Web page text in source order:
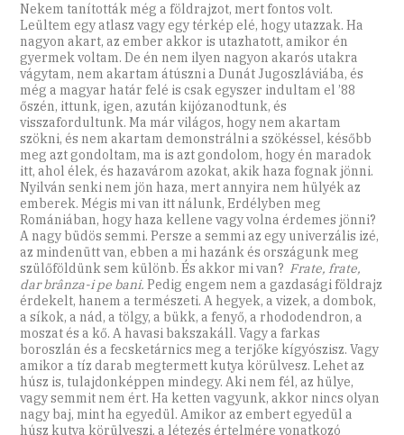
Nekem tanították még a földrajzot, mert fontos volt.
Leültem egy atlasz vagy egy térkép elé, hogy utazzak. Ha
nagyon akart, az ember akkor is utazhatott, amikor én
gyermek voltam. De én nem ilyen nagyon akarós utakra
vágytam, nem akartam átúszni a Dunát Jugoszláviába, és
még a magyar határ felé is csak egyszer indultam el ’88
őszén, ittunk, igen, azután kijózanodtunk, és
visszafordultunk. Ma már világos, hogy nem akartam
szökni, és nem akartam demonstrálni a szökéssel, később
meg azt gondoltam, ma is azt gondolom, hogy én maradok
itt, ahol élek, és hazavárom azokat, akik haza fognak jönni.
Nyilván senki nem jön haza, mert annyira nem hülyék az
emberek. Mégis mi van itt nálunk, Erdélyben meg
Romániában, hogy haza kellene vagy volna érdemes jönni?
A nagy büdös semmi. Persze a semmi az egy univerzális izé,
az mindenütt van, ebben a mi hazánk és országunk meg
szülőföldünk sem különb. És akkor mi van? Frate, frate,
dar brânza-i pe bani.Pedig engem nem a gazdasági földrajz
érdekelt, hanem a természeti. A hegyek, a vizek, a dombok,
a síkok, a nád, a tölgy, a bükk, a fenyő, a rhododendron, a
moszat és a kő. A havasi bakszakáll. Vagy a farkas
boroszlán és a fecsketárnics meg a terjőke kígyószisz. Vagy
amikor a tíz darab megtermett kutya körülvesz. Lehet az
húsz is, tulajdonképpen mindegy. Aki nem fél, az hülye,
vagy semmit nem ért. Ha ketten vagyunk, akkor nincs olyan
nagy baj, mint ha egyedül. Amikor az embert egyedül a
húsz kutya körülveszi, a létezés értelmére vonatkozó